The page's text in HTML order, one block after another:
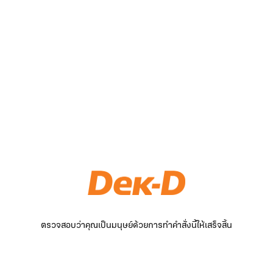
ตรวจสอบว่าคุณเป็นมนุษย์ด้วยการทำคำสั่งนี้ให้เสร็จสิ้น